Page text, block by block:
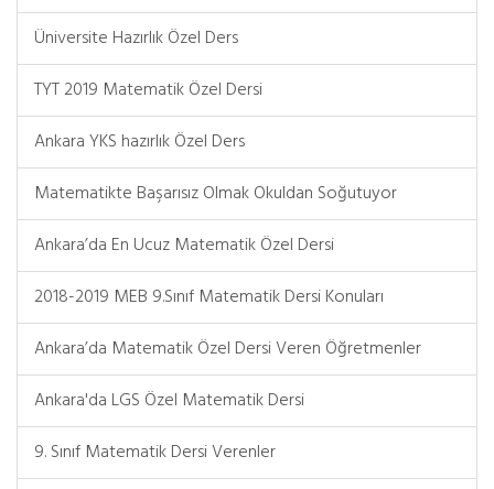
Üniversite Hazırlık Özel Ders
TYT 2019 Matematik Özel Dersi
Ankara YKS hazırlık Özel Ders
Matematikte Başarısız Olmak Okuldan Soğutuyor
Ankara’da En Ucuz Matematik Özel Dersi
2018-2019 MEB 9.Sınıf Matematik Dersi Konuları
Ankara’da Matematik Özel Dersi Veren Öğretmenler
Ankara'da LGS Özel Matematik Dersi
9. Sınıf Matematik Dersi Verenler